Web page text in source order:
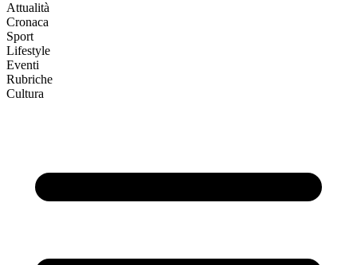
Attualità
Cronaca
Sport
Lifestyle
Eventi
Rubriche
Cultura